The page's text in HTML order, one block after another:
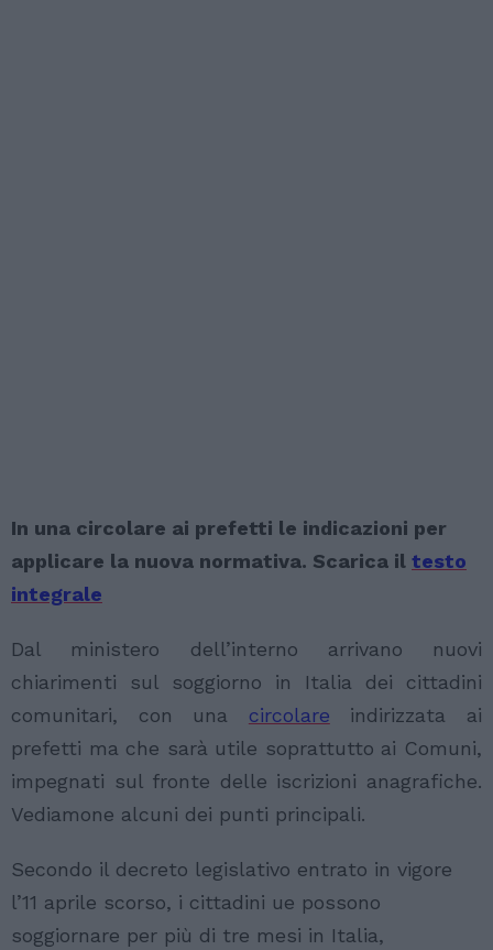
In una circolare ai prefetti le indicazioni per
applicare la nuova normativa. Scarica il testo
integrale
Dal ministero dell’interno arrivano nuovi
chiarimenti sul soggiorno in Italia dei cittadini
comunitari, con una circolare indirizzata ai
prefetti ma che sarà utile soprattutto ai Comuni,
impegnati sul fronte delle iscrizioni anagrafiche.
Vediamone alcuni dei punti principali.
Secondo il decreto legislativo entrato in vigore
l’11 aprile scorso, i cittadini ue possono
soggiornare per più di tre mesi in Italia,